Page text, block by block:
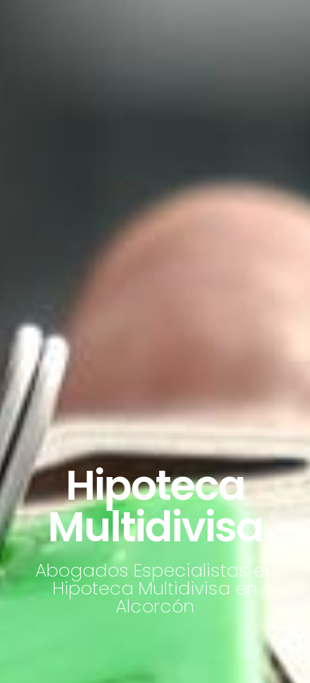
Hipoteca
Multidivisa
Abogados Especialistas en
Hipoteca Multidivisa en
Alcorcón